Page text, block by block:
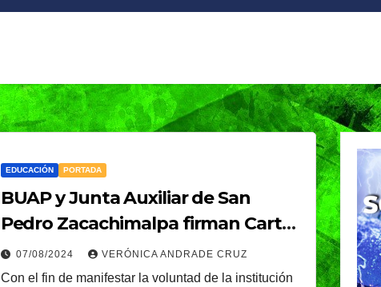
EDUCACIÓN PORTADA
BUAP y Junta Auxiliar de San
Pedro Zacachimalpa firman Carta
de Intención
07/08/2024 VERÓNICA ANDRADE CRUZ
Con el fin de manifestar la voluntad de la institución